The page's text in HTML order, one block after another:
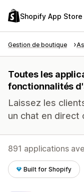
Shopify App Store
Gestion de boutique
Toutes les
fonctionnalités
Laissez les
un chat en direct
891 applications
Built for Shopify